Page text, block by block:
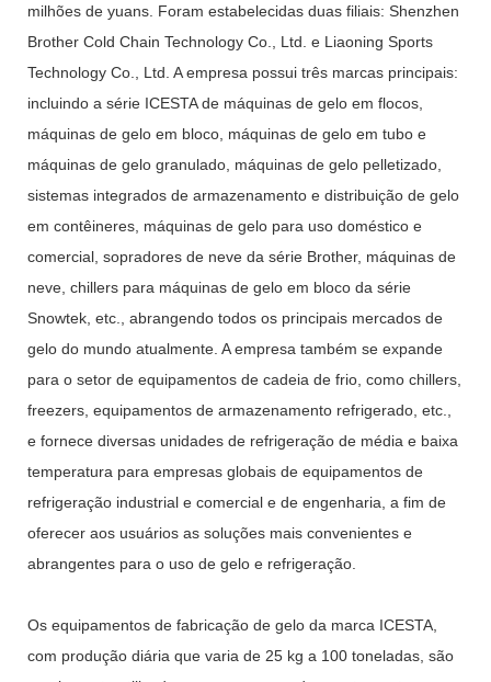
milhões de yuans. Foram estabelecidas duas filiais: Shenzhen
Brother Cold Chain Technology Co., Ltd. e Liaoning Sports
Technology Co., Ltd. A empresa possui três marcas principais:
incluindo a série ICESTA de máquinas de gelo em flocos,
máquinas de gelo em bloco, máquinas de gelo em tubo e
máquinas de gelo granulado, máquinas de gelo pelletizado,
sistemas integrados de armazenamento e distribuição de gelo
em contêineres, máquinas de gelo para uso doméstico e
comercial, sopradores de neve da série Brother, máquinas de
neve, chillers para máquinas de gelo em bloco da série
Snowtek, etc., abrangendo todos os principais mercados de
gelo do mundo atualmente. A empresa também se expande
para o setor de equipamentos de cadeia de frio, como chillers,
freezers, equipamentos de armazenamento refrigerado, etc.,
e fornece diversas unidades de refrigeração de média e baixa
temperatura para empresas globais de equipamentos de
refrigeração industrial e comercial e de engenharia, a fim de
oferecer aos usuários as soluções mais convenientes e
abrangentes para o uso de gelo e refrigeração.
Os equipamentos de fabricação de gelo da marca ICESTA,
com produção diária que varia de 25 kg a 100 toneladas, são